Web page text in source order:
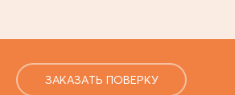
ЗАКАЗАТЬ ПОВЕРКУ